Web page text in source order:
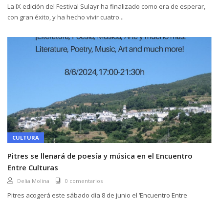
La IX edición del Festival Sulayr ha finalizado como era de esperar,
con gran éxito, y ha hecho vivir cuatro...
CULTURA
Pitres se llenará de poesía y música en el Encuentro
Entre Culturas
Delia Molina 0 comentarios
Pitres acogerá este sábado día 8 de junio el ‘Encuentro Entre